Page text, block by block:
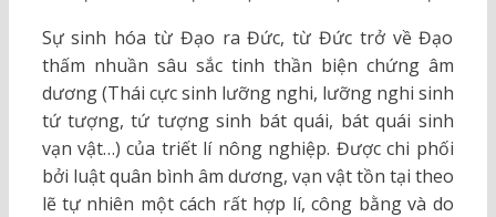
Sự sinh hóa từ Đạo ra Đức, từ Đức trở về Đạo
thấm nhuần sâu sắc tinh thần biện chứng âm
dương (Thái cực sinh lưỡng nghi, lưỡng nghi sinh
tứ tượng, tứ tượng sinh bát quái, bát quái sinh
vạn vật…) của triết lí nông nghiệp. Được chi phối
bởi luật quân bình âm dương, vạn vật tồn tại theo
lẽ tự nhiên một cách rất hợp lí, công bằng và do